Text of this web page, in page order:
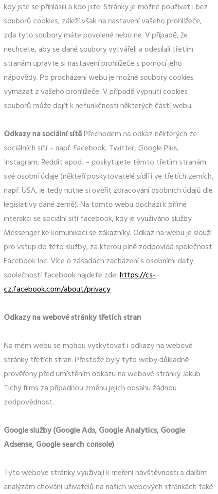
kdy jste se přihlásili a kdo jste. Stránky je možné používat i bez
souborů cookies, záleží však na nastavení vašeho prohlížeče,
zda tyto soubory máte povolené nebo ne. V případě, že
nechcete, aby se dané soubory vytvářeli a odesílali třetím
stranám upravte si nastavení prohlížeče s pomocí jeho
nápovědy. Po procházení webu je možné soubory cookies
vymazat z vašeho prohlížeče. V případě vypnutí cookies
souborů může dojít k nefunkčnosti některých částí webu.
Odkazy na sociální sítěPřechodem na odkaz některých ze
sociálních sítí – např. Facebook, Twitter, Google Plus,
Instagram, Reddit apod. – poskytujete těmto třetím stranám
své osobní údaje (někteří poskytovatelé sídlí i ve třetích zemích,
např. USA, je tedy nutné si ověřit zpracování osobních údajů dle
legislativy dané země). Na tomto webu dochází k přímé
interakci se sociální sítí facebook, kdy je využíváno služby
Messenger ke komunikaci se zákazníky. Odkaz na webu je slouží
pro vstup do této služby, za kterou plně zodpovídá společnost
Facebook Inc. Více o zásadách zacházení s osobními daty
společností facebook najdete zde:https://cs-
cz.facebook.com/about/privacy
Odkazy na webové stránky třetích stran
Na mém webu se mohou vyskytovat i odkazy na webové
stránky třetích stran. Přestože byly tyto weby důkladně
prověřeny před umístěním odkazu na webové stránky Jakub
Tichý films za případnou změnu jejich obsahu žádnou
zodpovědnost.
Google služby (Google Ads, Google Analytics, Google
Adsense, Google search console)
Tyto webové stránky využívají k meření návštěvnosti a dalším
analýzám chování uživatelů na našich webových stránkách také